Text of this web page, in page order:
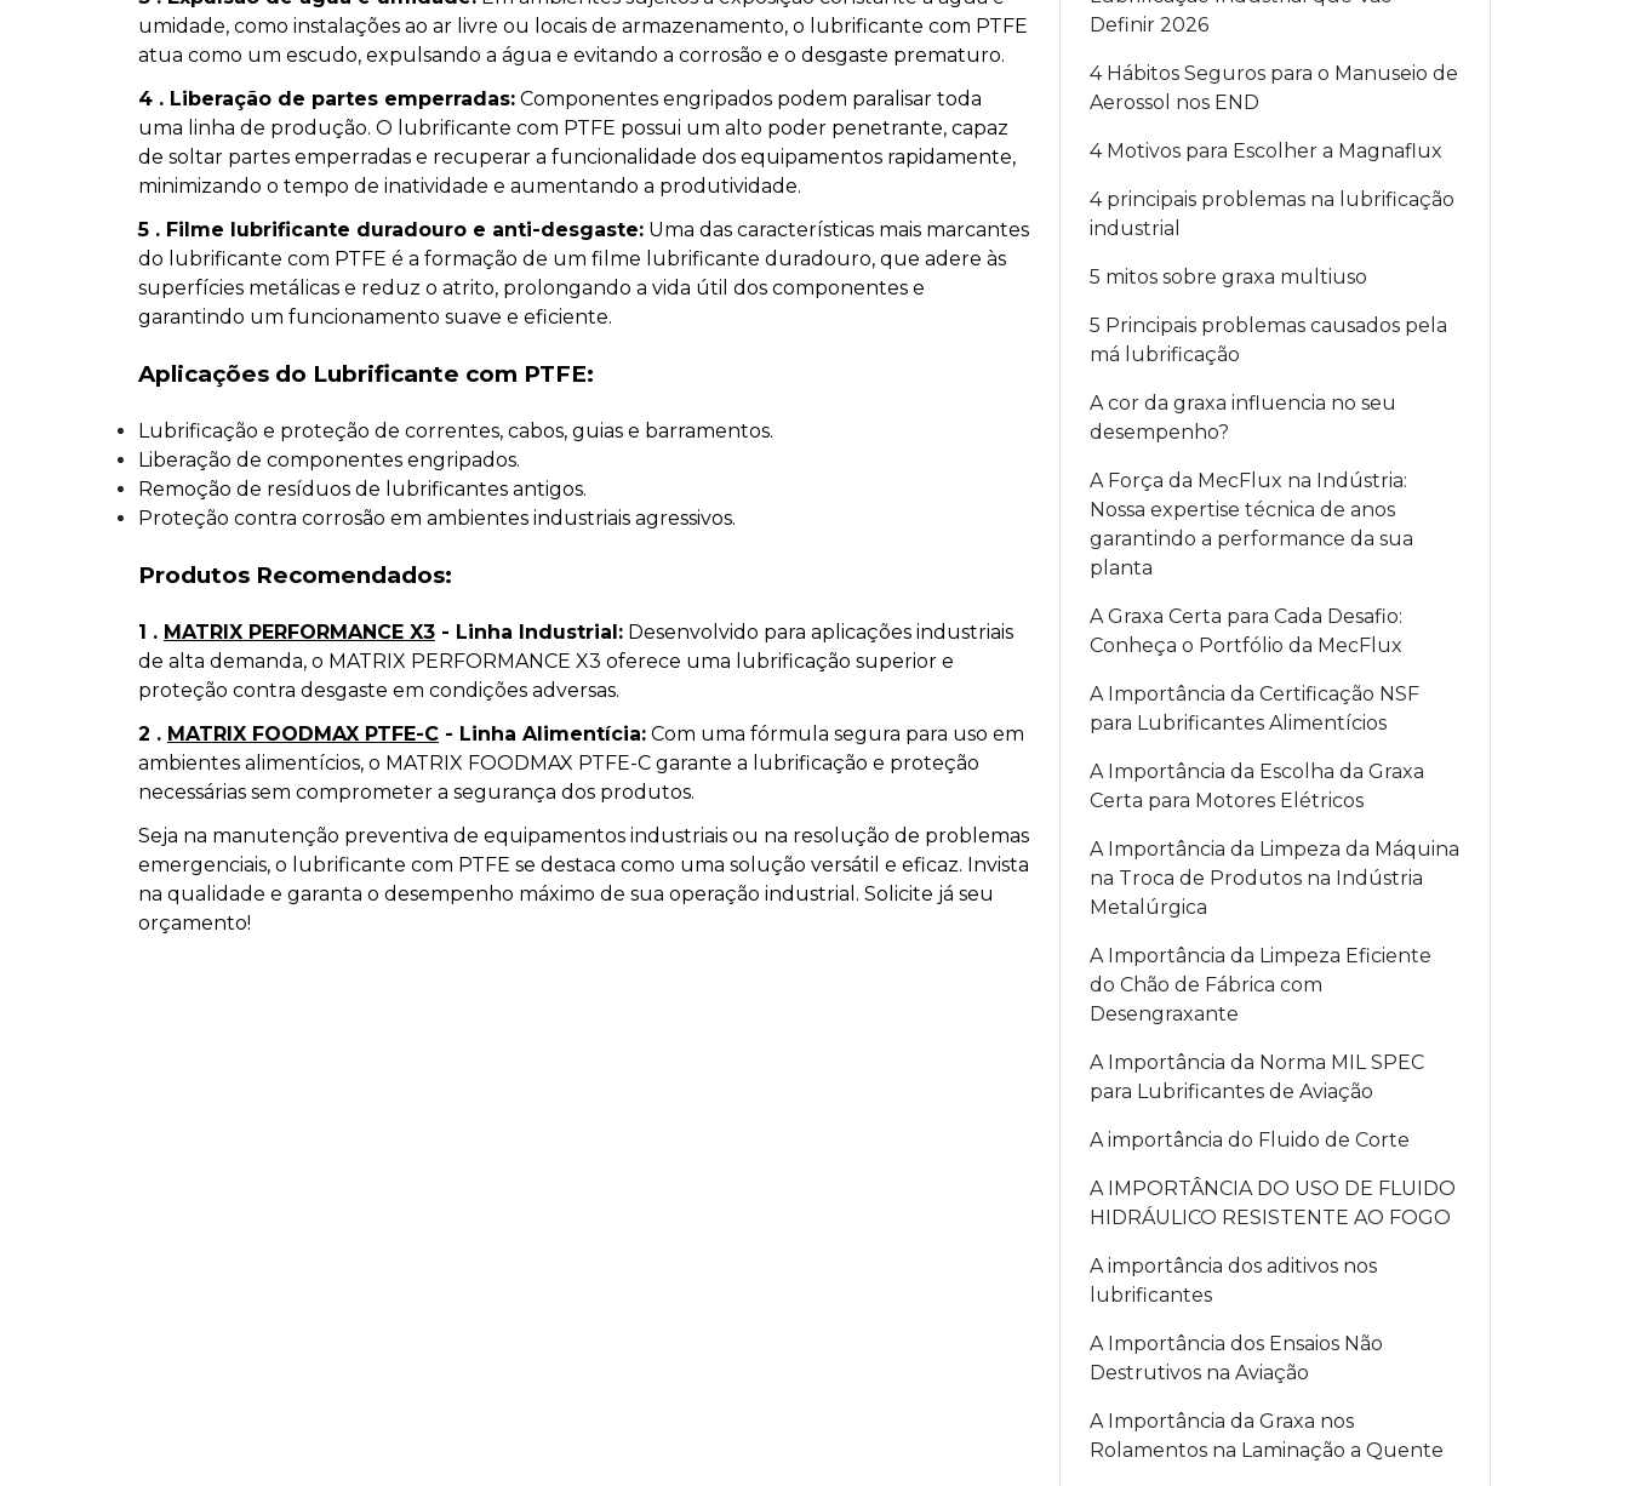
umidade, como instalações ao ar livre ou locais de armazenamento, o lubrificante com PTFE
atua como um escudo, expulsando a água e evitando a corrosão e o desgaste prematuro.
4 . Liberação de partes emperradas: Componentes engripados podem paralisar toda
uma linha de produção. O lubrificante com PTFE possui um alto poder penetrante, capaz
de soltar partes emperradas e recuperar a funcionalidade dos equipamentos rapidamente,
minimizando o tempo de inatividade e aumentando a produtividade.
5 . Filme lubrificante duradouro e anti-desgaste: Uma das características mais marcantes
do lubrificante com PTFE é a formação de um filme lubrificante duradouro, que adere às
superfícies metálicas e reduz o atrito, prolongando a vida útil dos componentes e
garantindo um funcionamento suave e eficiente.
Aplicações do Lubrificante com PTFE:
Lubrificação e proteção de correntes, cabos, guias e barramentos.
Liberação de componentes engripados.
Remoção de resíduos de lubrificantes antigos.
Proteção contra corrosão em ambientes industriais agressivos.
Produtos Recomendados:
1 . MATRIX PERFORMANCE X3 - Linha Industrial: Desenvolvido para aplicações industriais
de alta demanda, o MATRIX PERFORMANCE X3 oferece uma lubrificação superior e
proteção contra desgaste em condições adversas.
2 . MATRIX FOODMAX PTFE-C - Linha Alimentícia: Com uma fórmula segura para uso em
ambientes alimentícios, o MATRIX FOODMAX PTFE-C garante a lubrificação e proteção
necessárias sem comprometer a segurança dos produtos.
Seja na manutenção preventiva de equipamentos industriais ou na resolução de problemas
emergenciais, o lubrificante com PTFE se destaca como uma solução versátil e eficaz. Invista
na qualidade e garanta o desempenho máximo de sua operação industrial. Solicite já seu
orçamento!
Definir 2026
4 Hábitos Seguros para o Manuseio de
Aerossol nos END
4 Motivos para Escolher a Magnaflux
4 principais problemas na lubrificação
industrial
5 mitos sobre graxa multiuso
5 Principais problemas causados pela
má lubrificação
A cor da graxa influencia no seu
desempenho?
A Força da MecFlux na Indústria:
Nossa expertise técnica de anos
garantindo a performance da sua
planta
A Graxa Certa para Cada Desafio:
Conheça o Portfólio da MecFlux
A Importância da Certificação NSF
para Lubrificantes Alimentícios
A Importância da Escolha da Graxa
Certa para Motores Elétricos
A Importância da Limpeza da Máquina
na Troca de Produtos na Indústria
Metalúrgica
A Importância da Limpeza Eficiente
do Chão de Fábrica com
Desengraxante
A Importância da Norma MIL SPEC
para Lubrificantes de Aviação
A importância do Fluido de Corte
A IMPORTÂNCIA DO USO DE FLUIDO
HIDRÁULICO RESISTENTE AO FOGO
A importância dos aditivos nos
lubrificantes
A Importância dos Ensaios Não
Destrutivos na Aviação
A Importância da Graxa nos
Rolamentos na Laminação a Quente